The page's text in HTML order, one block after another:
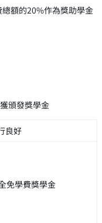
額的20%作為獎助學金
頒發獎學金
良好
免學費獎學金